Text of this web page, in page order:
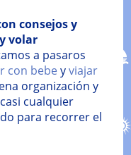
consejos y
volar
a pasaros
con bebeyviajar
organización y
cualquier
para recorrer el